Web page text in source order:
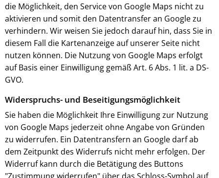
die Möglichkeit, den Service von Google Maps nicht zu
aktivieren und somit den Datentransfer an Google zu
verhindern. Wir weisen Sie jedoch darauf hin, dass Sie in
diesem Fall die Kartenanzeige auf unserer Seite nicht
nutzen können. Die Nutzung von Google Maps erfolgt
auf Basis einer Einwilligung gemäß Art. 6 Abs. 1 lit. a DS-
GVO.
Widerspruchs- und Beseitigungsmöglichkeit
Sie haben die Möglichkeit Ihre Einwilligung zur Nutzung
von Google Maps jederzeit ohne Angabe von Gründen
zu widerrufen. Ein Datentransfern an Google darf ab
dem Zeitpunkt des Widerrufs nicht mehr erfolgen. Der
Widerruf kann durch die Betätigung des Buttons